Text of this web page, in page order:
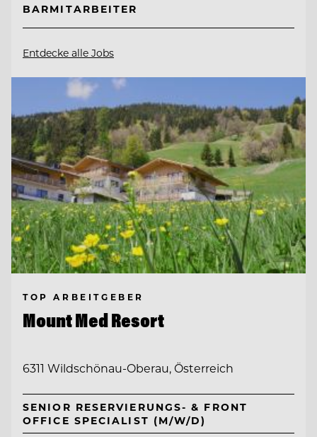
BARMITARBEITER
Entdecke alle Jobs
TOP ARBEITGEBER
Mount Med Resort
6311 Wildschönau-Oberau, Österreich
SENIOR RESERVIERUNGS- & FRONT
OFFICE SPECIALIST (M/W/D)